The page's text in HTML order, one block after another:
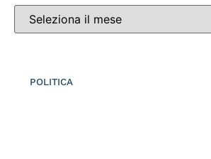
POLITICA